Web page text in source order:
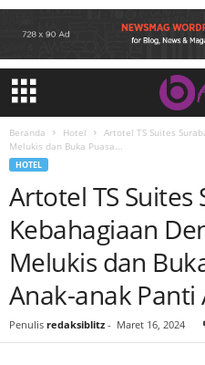
Beranda Hotel
Artotel TS Suites
Melukis dan Buka Puasa...
HOTEL
Artotel TS Suites
Kebahagiaan
Melukis dan
Anak-anak Panti
Penulis redaksiblitz - Maret 16, 2024